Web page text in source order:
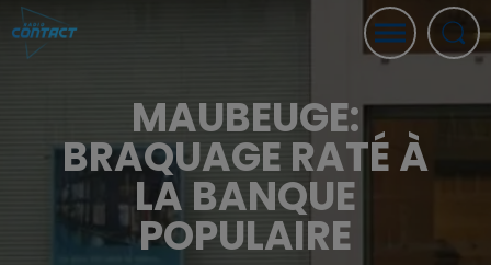
MAUBEUGE:
BRAQUAGE RATÉ À
LA BANQUE
POPULAIRE